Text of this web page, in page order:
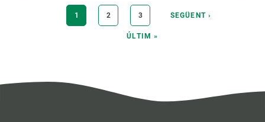
PÀGINA
ACTUAL
1 PÀGINA
2 PÀGINA
3
PÀGINA
SEGÜENT ›
ÚLTIMA
ÚLTIM »